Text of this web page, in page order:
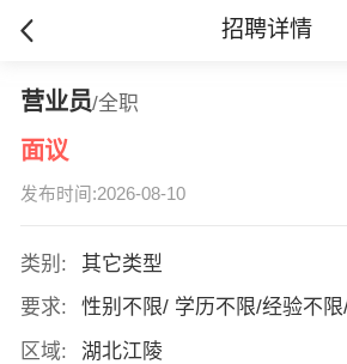
招聘详情
营业员/全职
面议
发布时间:2026-08-10
类别:
其它类型
要求:
性别不限/ 学历不限/经验不
区域:
湖北江陵